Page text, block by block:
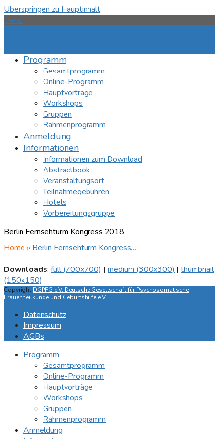
Überspringen zu Hauptinhalt
Menü
Programm
Gesamtprogramm
Online-Programm
Hauptvorträge
Workshops
Gruppen
Rahmenprogramm
Anmeldung
Informationen
Informationen zum Download
Abstractbook
Veranstaltungsort
Teilnahmegebühren
Hotels
Vorbereitungsgruppe
Berlin Fernsehturm Kongress 2018
Home » Berlin Fernsehturm Kongress…
Downloads: full (700x700) | medium (300x300) | thumbnail
(150x150)
Copyright DGPFG e.V. Deutsche Gesellschaft für Psychosomatische
Frauenheilkunde und Geburtshilfe e.V.
Datenschutz
Impressum
AGBs
Programm
Gesamtprogramm
Online-Programm
Hauptvorträge
Workshops
Gruppen
Rahmenprogramm
Anmeldung